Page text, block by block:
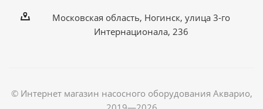
Московская область, Ногинск, улица 3-го
Интернационала, 236
© Интернет магазин насосного оборудования Акварио,